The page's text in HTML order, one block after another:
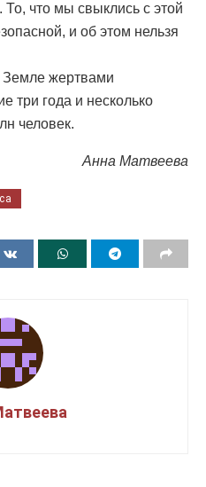
что мы свыклись с этой
и об этом нельзя
жертвами
три года и несколько
человек.
Анна Матвеева